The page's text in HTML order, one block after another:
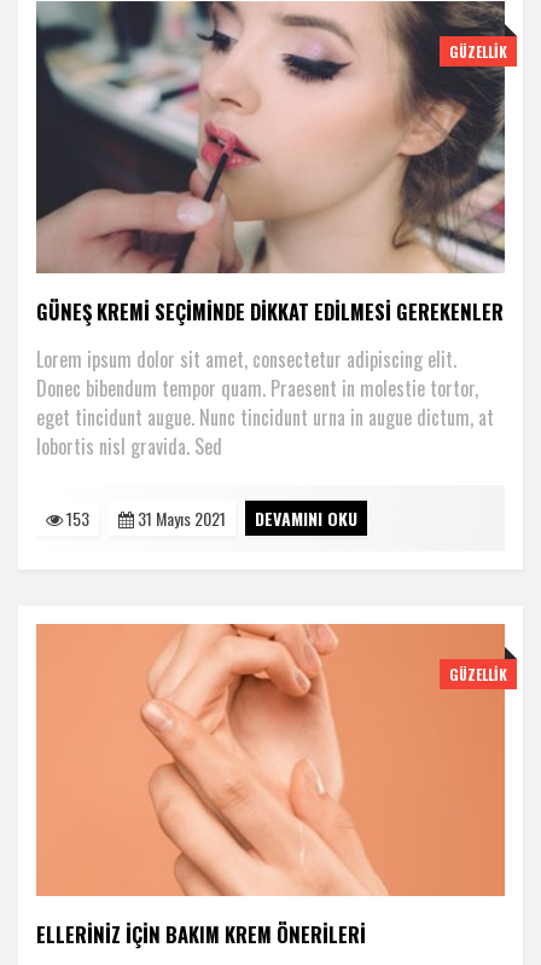
GÜZELLIK
GÜNEŞ KREMI SEÇIMINDE DIKKAT EDILMESI GEREKENLER
Lorem ipsum dolor sit amet, consectetur adipiscing elit.
Donec bibendum tempor quam. Praesent in molestie tortor,
eget tincidunt augue. Nunc tincidunt urna in augue dictum, at
lobortis nisl gravida. Sed
153 31 Mayıs 2021 DEVAMINI OKU
GÜZELLIK
ELLERINIZ IÇIN BAKIM KREM ÖNERILERI